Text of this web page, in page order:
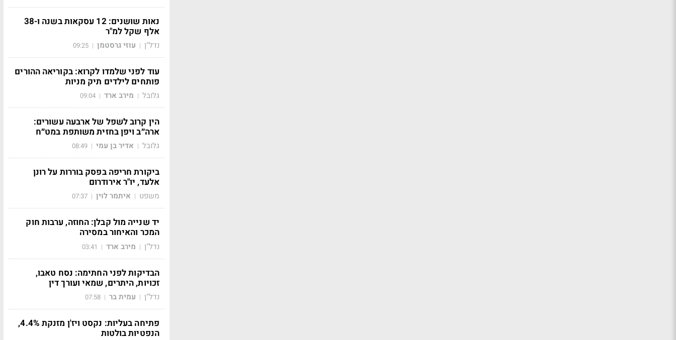
נאות שושנים: 12 עסקאות בשנה ו-38
אלף שקל למ"ר
נדל"ן | עוזי גרסטמן |
09:25
עוד לפני שלמדו לקרוא: בקוריאה ההורים
פותחים לילדים תיק מניות
גלובל | מירב ארד |
09:04
הין קרוב לשפל של ארבעה עשורים:
ארה״ב ויפן בחזית משותפת במט״ח
גלובל | אדיר בן עמי |
08:49
ביקורת חריפה בפסק בוררות על רונן
אלעד, יו"ר אירודרום
משפט | איתמר לוין |
07:37
יד שנייה מול קבלן: החוזה, ערבות חוק
המכר והאיחור במסירה
נדל"ן | מירב ארד |
03:41
הבדיקות לפני החתימה: נסח טאבו,
זכויות, היתרים, שמאי ועורך דין
נדל"ן | עמית בר |
07:58
פתיחה בעליות: נקסט ויז'ן מזנקת 4.4%,
הנפטיות בולטות